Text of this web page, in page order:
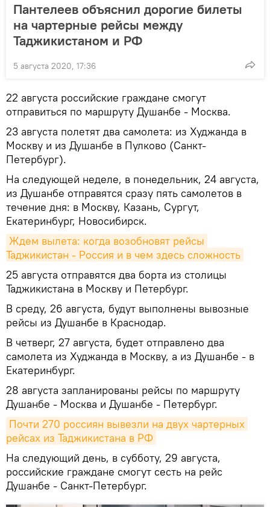
Пантелеев объяснил дорогие билеты
на чартерные рейсы между
Таджикистаном и РФ
5 августа 2020, 17:36
22 августа российские граждане смогут
отправиться по маршруту Душанбе - Москва.
23 августа полетят два самолета: из Худжанда в
Москву и из Душанбе в Пулково (Санкт-
Петербург).
На следующей неделе, в понедельник, 24 августа,
из Душанбе отправятся сразу пять самолетов в
течение дня: в Москву, Казань, Сургут,
Екатеринбург, Новосибирск.
Ждем вылета: когда возобновят рейсы
Таджикистан - Россия и в чем здесь сложность
25 августа отправятся два борта из столицы
Таджикистана в Москву и Петербург.
В среду, 26 августа, будут выполнены вывозные
рейсы из Душанбе в Краснодар.
В четверг, 27 августа, будет отправлено два
самолета из Худжанда в Москву, а из Душанбе - в
Екатеринбург.
28 августа запланированы рейсы по маршруту
Душанбе - Москва и Душанбе - Петербург.
Почти 270 россиян вывезли на двух чартерных
рейсах из Таджикистана в РФ
На следующий день, в субботу, 29 августа,
российские граждане смогут сесть на рейс
Душанбе - Санкт-Петербург.